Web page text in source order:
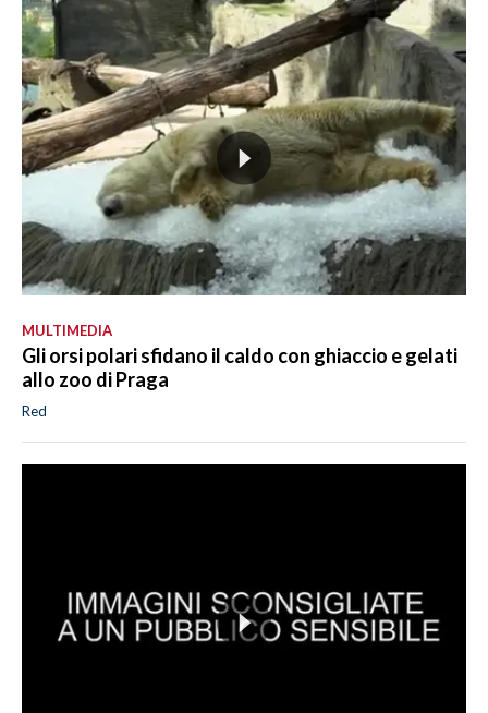
MULTIMEDIA
Gli orsi polari sfidano il caldo con ghiaccio e gelati
allo zoo di Praga
Red